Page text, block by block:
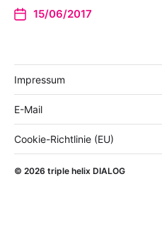
15/06/2017
Impressum
E-Mail
Cookie-Richtlinie (EU)
© 2026 triple helix DIALOG